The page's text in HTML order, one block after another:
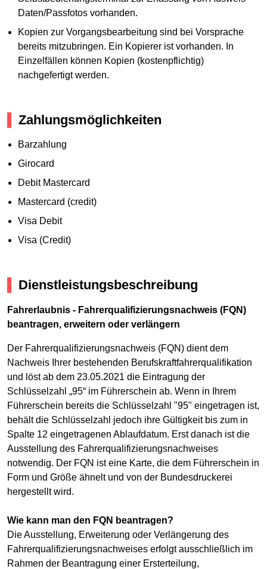
Daten/Passfotos vorhanden.
Kopien zur Vorgangsbearbeitung sind bei Vorsprache
bereits mitzubringen. Ein Kopierer ist vorhanden. In
Einzelfällen können Kopien (kostenpflichtig)
nachgefertigt werden.
Zahlungsmöglichkeiten
Barzahlung
Girocard
Debit Mastercard
Mastercard (credit)
Visa Debit
Visa (Credit)
Dienstleistungsbeschreibung
Fahrerlaubnis - Fahrerqualifizierungsnachweis (FQN)
beantragen, erweitern oder verlängern
Der Fahrerqualifizierungsnachweis (FQN) dient dem
Nachweis Ihrer bestehenden Berufskraftfahrerqualifikation
und löst ab dem 23.05.2021 die Eintragung der
Schlüsselzahl „95“ im Führerschein ab. Wenn in Ihrem
Führerschein bereits die Schlüsselzahl "95" eingetragen ist,
behält die Schlüsselzahl jedoch ihre Gültigkeit bis zum in
Spalte 12 eingetragenen Ablaufdatum. Erst danach ist die
Ausstellung des Fahrerqualifizierungsnachweises
notwendig. Der FQN ist eine Karte, die dem Führerschein in
Form und Größe ähnelt und von der Bundesdruckerei
hergestellt wird.
Wie kann man den FQN beantragen?
Die Ausstellung, Erweiterung oder Verlängerung des
Fahrerqualifizierungsnachweises erfolgt ausschließlich im
Rahmen der Beantragung einer Ersterteilung,